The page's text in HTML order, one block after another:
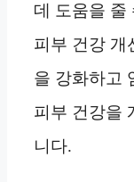
데 도움을 줄
피부 건강 개
을 강화하고
피부 건강을
니다.